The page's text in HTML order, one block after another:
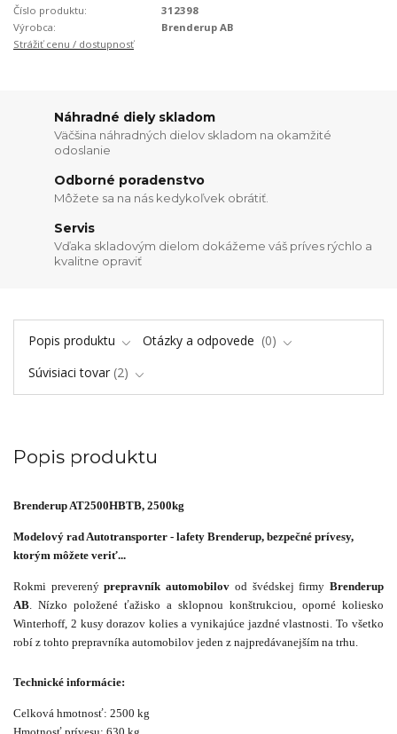
Číslo produktu:
312398
Výrobca:
Brenderup AB
Strážiť cenu / dostupnosť
Náhradné diely skladom
Väčšina náhradných dielov skladom na okamžité
odoslanie
Odborné poradenstvo
Môžete sa na nás kedykoľvek obrátiť.
Servis
Vďaka skladovým dielom dokážeme váš príves rýchlo a
kvalitne opraviť
Popis produktu Otázky a odpovede
0
Súvisiaci tovar 2
Popis produktu
Brenderup AT2500HBTB, 2500kg
Modelový rad Autotransporter - lafety Brenderup, bezpečné prívesy,
ktorým môžete veriť...
Rokmi preverenýprepravník automobilov od švédskej firmy Brenderup
AB . Nízko položené ťažisko a sklopnou konštrukciou, oporné koliesko
Winterhoff, 2 kusy dorazov kolies a vynikajúce jazdné vlastnosti. To všetko
robí z tohto prepravníka automobilov jeden z najpredávanejším na trhu.
Technické informácie:
Celková hmotnosť: 2500 kg